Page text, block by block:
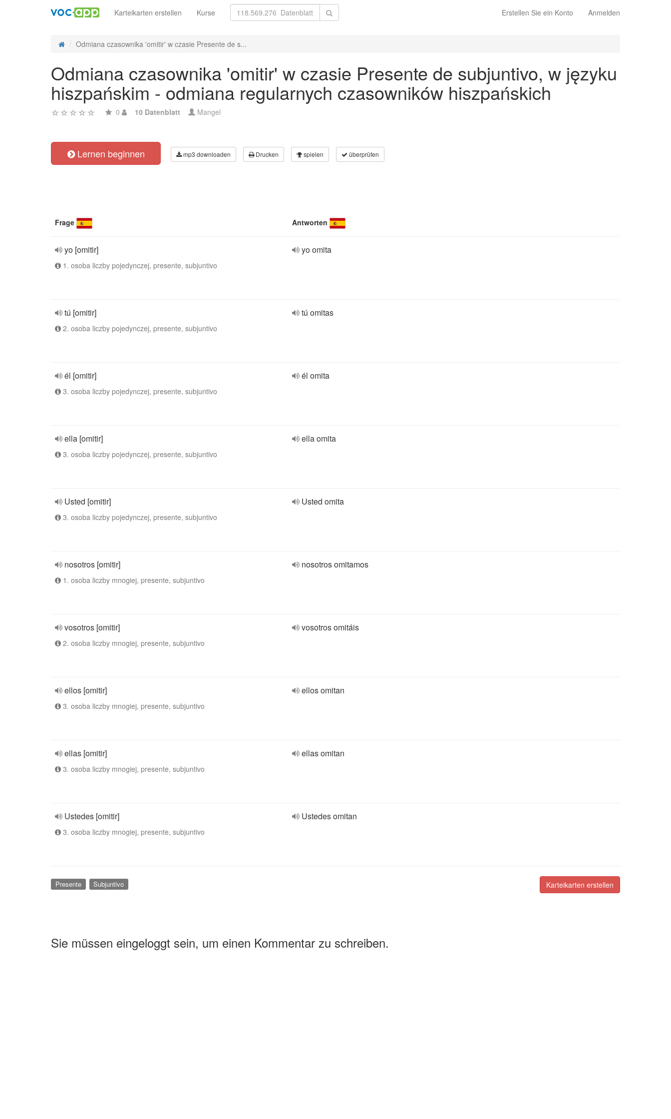
Erstellen Sie ein Konto Anmelden
Karteikarten erstellen Kurse
Odmiana czasownika 'omitir' w czasie Presente de s...
Odmiana czasownika 'omitir' w czasie Presente de subjuntivo, w języku
hiszpańskim - odmiana regularnych czasowników hiszpańskich
0 10 Datenblatt Mangel
Lernen beginnen mp3 downloaden Drucken spielen überprüfen
Frage Antworten
yo [omitir]
1. osoba liczby pojedynczej, presente, subjuntivo
yo omita
tú [omitir]
2. osoba liczby pojedynczej, presente, subjuntivo
tú omitas
él [omitir]
3. osoba liczby pojedynczej, presente, subjuntivo
él omita
ella [omitir]
3. osoba liczby pojedynczej, presente, subjuntivo
ella omita
Usted [omitir]
3. osoba liczby pojedynczej, presente, subjuntivo
Usted omita
nosotros [omitir]
1. osoba liczby mnogiej, presente, subjuntivo
nosotros omitamos
vosotros [omitir]
2. osoba liczby mnogiej, presente, subjuntivo
vosotros omitáis
ellos [omitir]
3. osoba liczby mnogiej, presente, subjuntivo
ellos omitan
ellas [omitir]
3. osoba liczby mnogiej, presente, subjuntivo
ellas omitan
Ustedes [omitir]
3. osoba liczby mnogiej, presente, subjuntivo
Ustedes omitan
Karteikarten erstellen
Presente Subjuntivo
Sie müssen eingeloggt sein, um einen Kommentar zu schreiben.